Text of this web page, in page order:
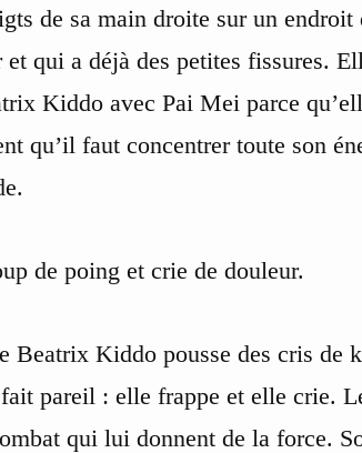
de sa main droite sur un
qui a déjà des petites fissures.
Kiddo avec Pai Mei parce
qu’il faut concentrer toute son
de poing et crie de douleur.
Beatrix Kiddo pousse des cris de
pareil : elle frappe et elle crie.
qui lui donnent de la force.